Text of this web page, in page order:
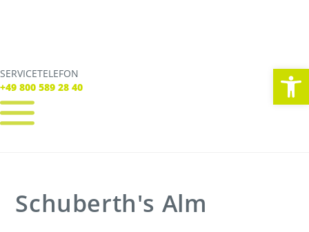
SERVICETELEFON
+49 800 589 28 40
SERVICE TELEFON
+49 800 589 28 40
Tickets
Freizeit
Schuberth's Alm